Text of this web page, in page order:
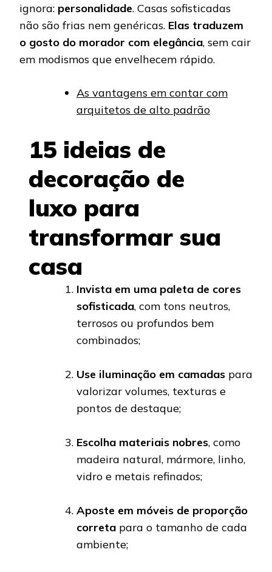
ignora: personalidade. Casas sofisticadas
não são frias nem genéricas. Elas traduzem
o gosto do morador com elegância, sem cair
em modismos que envelhecem rápido.
As vantagens em contar com
arquitetos de alto padrão
15 ideias de
decoração de
luxo para
transformar sua
casa
Invista em uma paleta de cores
sofisticada, com tons neutros,
terrosos ou profundos bem
combinados;
Use iluminação em camadas para
valorizar volumes, texturas e
pontos de destaque;
Escolha materiais nobres, como
madeira natural, mármore, linho,
vidro e metais refinados;
Aposte em móveis de proporção
correta para o tamanho de cada
ambiente;